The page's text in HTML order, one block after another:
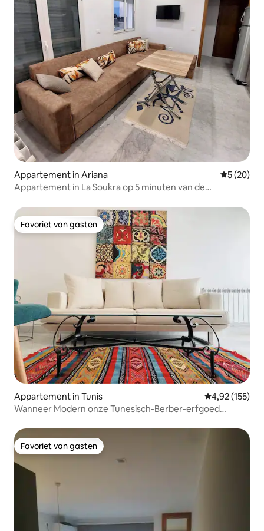
Appartement in Ariana
5 (20)
Appartement in La Soukra op 5 minuten van de
Favoriet van gasten
Favoriet van gasten
Appartement in Tunis Gemiddelde
4,92 (155)
Wanneer Modern onze Tunesisch-Berber-erfgoed
Favoriet van gasten
Favoriet van gasten